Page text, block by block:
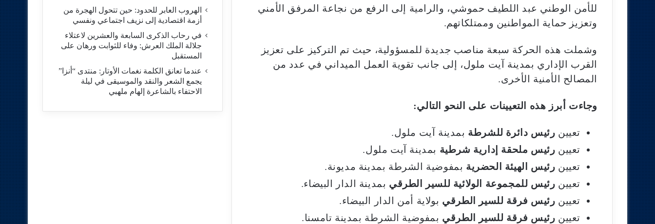
للأمن الوطني عبد اللطيف حموشي، والرامية إلى الرفع من نجاعة المرفق الأمني
وتعزيز حماية المواطنين وممتلكاتهم.
وشملت هذه الحركة سبعة مناصب جديدة للمسؤولية، حيث تم التركيز على تعزيز
القرب الإداري بمدينة آيت ملول، إلى جانب تقوية العمل الميداني في عدد من
المصالح الأمنية الأخرى.
وجاءت أبرز هذه التعيينات على النحو التالي:
تعيين رئيس دائرة للشرطة بمدينة آيت ملول.
تعيين رئيس ملحقة إدارية شرطية بمدينة آيت ملول.
تعيين رئيس الهيئة الحضرية بمفوضية الشرطة بمدينة مديونة.
تعيين رئيس للمجموعة الولائية للسير الطرقي بمدينة الدار البيضاء.
تعيين رئيس فرقة للسير الطرقي بولاية أمن الدار البيضاء.
تعيين رئيس فرقة للسير الطرقي بمفوضية الشرطة بمدينة تامسنا.
​الهروب العابر للحدود: حين تتحول الهجرة من
أزمة اقتصادية إلى نزيف اجتماعي ونفسي
في رحاب الذكرى السابعة والعشرين لاعتلاء
جلالة الملك العرش: وفاء للثوابت ورهان على
المستقبل
​عندما تعانق الكلمة نغمات الأوتار: منتدى “أنزا”
يجمع الشعر والنقد والموسيقى في ليلة
الاحتفاء بالشاعرة إلهام ملهبي